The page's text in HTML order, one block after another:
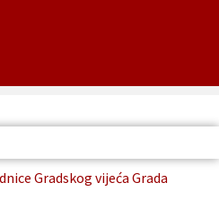
Gradskog vijeća Grada